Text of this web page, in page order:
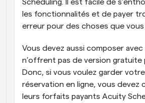
Scheduling. Il est facile de
les fonctionnalités et de payer
erreur pour des choses que vous
Vous devez aussi composer avec
n’offrent pas de version gratuite
Donc, si vous voulez garder
réservation en ligne, vous devez
leurs forfaits payants Acuity